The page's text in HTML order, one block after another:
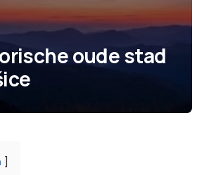
oude stad